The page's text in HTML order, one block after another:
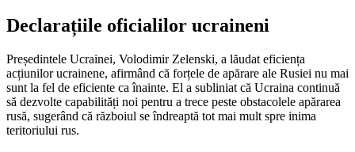
Declarațiile oficialilor ucraineni
Președintele Ucrainei, Volodimir Zelenski, a lăudat eficiența
acțiunilor ucrainene, afirmând că forțele de apărare ale Rusiei nu mai
sunt la fel de eficiente ca înainte. El a subliniat că Ucraina continuă
să dezvolte capabilități noi pentru a trece peste obstacolele apărarea
rusă, sugerând că războiul se îndreaptă tot mai mult spre inima
teritoriului rus.